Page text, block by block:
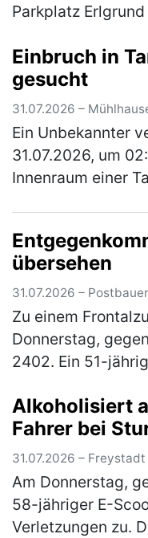
Parkplatz
einem Pkw.
(mehr)
Einbruch in
gesucht
31.07.2026 –
Ein Unbekannter
31.07.2026, um
Innenraum einer
Innen…(mehr)
übersehen
31.07.2026 –
Zu einem
Donnerstag,
2402. Ein 51-
Kreuzung zur
(mehr)
Alkoholisiert
Fahrer bei
31.07.2026 – Freystadt
Am Donnerstag,
58-jähriger E-
Verletzungen zu.